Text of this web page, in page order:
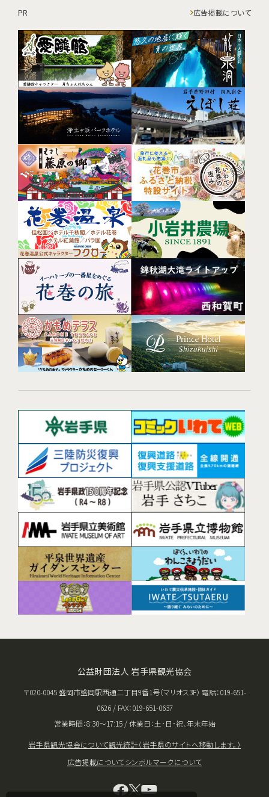
PR 広告掲載について
公益財団法人 岩手県観光協会
〒020-0045 盛岡市盛岡駅西通二丁目9番1号（マリオス3F） 電話：019-651-
0626 / FAX：019-651-0637
営業時間：8:30〜17:15 / 休業日：土･日･祝、年末年始
岩手県観光協会について観光統計（岩手県のサイトへ移動します。）
広告掲載についてシンボルマークについて